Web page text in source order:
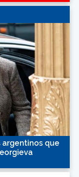
argentinos que